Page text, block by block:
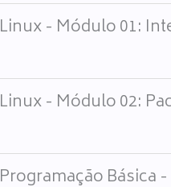
Linux - Módulo 01:
Linux - Módulo 02:
Programação Básica